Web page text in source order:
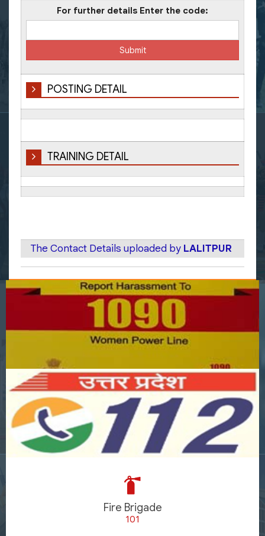
For further details Enter the code:
POSTING DETAIL
TRAINING DETAIL
The Contact Details uploaded by LALITPUR
Fire Brigade
101